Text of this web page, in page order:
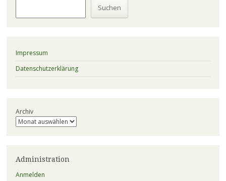
Suchen
Impressum
Datenschutzerklärung
Archiv
Administration
Anmelden